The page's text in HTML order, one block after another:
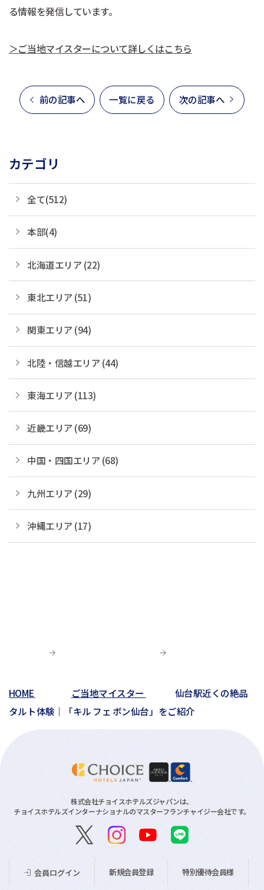
る情報を発信しています。
＞ご当地マイスターについて詳しくはこちら
前の記事へ 一覧に戻る 次の記事へ
カテゴリ
全て(512)
本部(4)
北海道エリア (22)
東北エリア (51)
関東エリア (94)
北陸・信越エリア (44)
東海エリア (113)
近畿エリア (69)
中国・四国エリア (68)
九州エリア (29)
沖縄エリア (17)
HOME ご当地マイスター
仙台駅近くの絶品
タルト体験｜「キル フェ ボン仙台」をご紹介
株式会社チョイスホテルズジャパンは、
チョイスホテルズインターナショナルのマスターフランチャイジー会社です。
会員ログイン 新規会員登録 特別優待会員様